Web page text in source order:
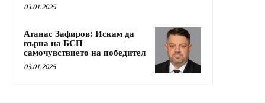
03.01.2025
Атанас Зафиров: Искам да
върна на БСП
самочувствието на победител
03.01.2025